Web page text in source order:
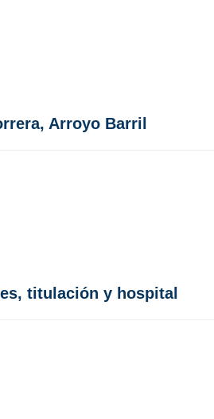
Arroyo Barril
titulación y hospital